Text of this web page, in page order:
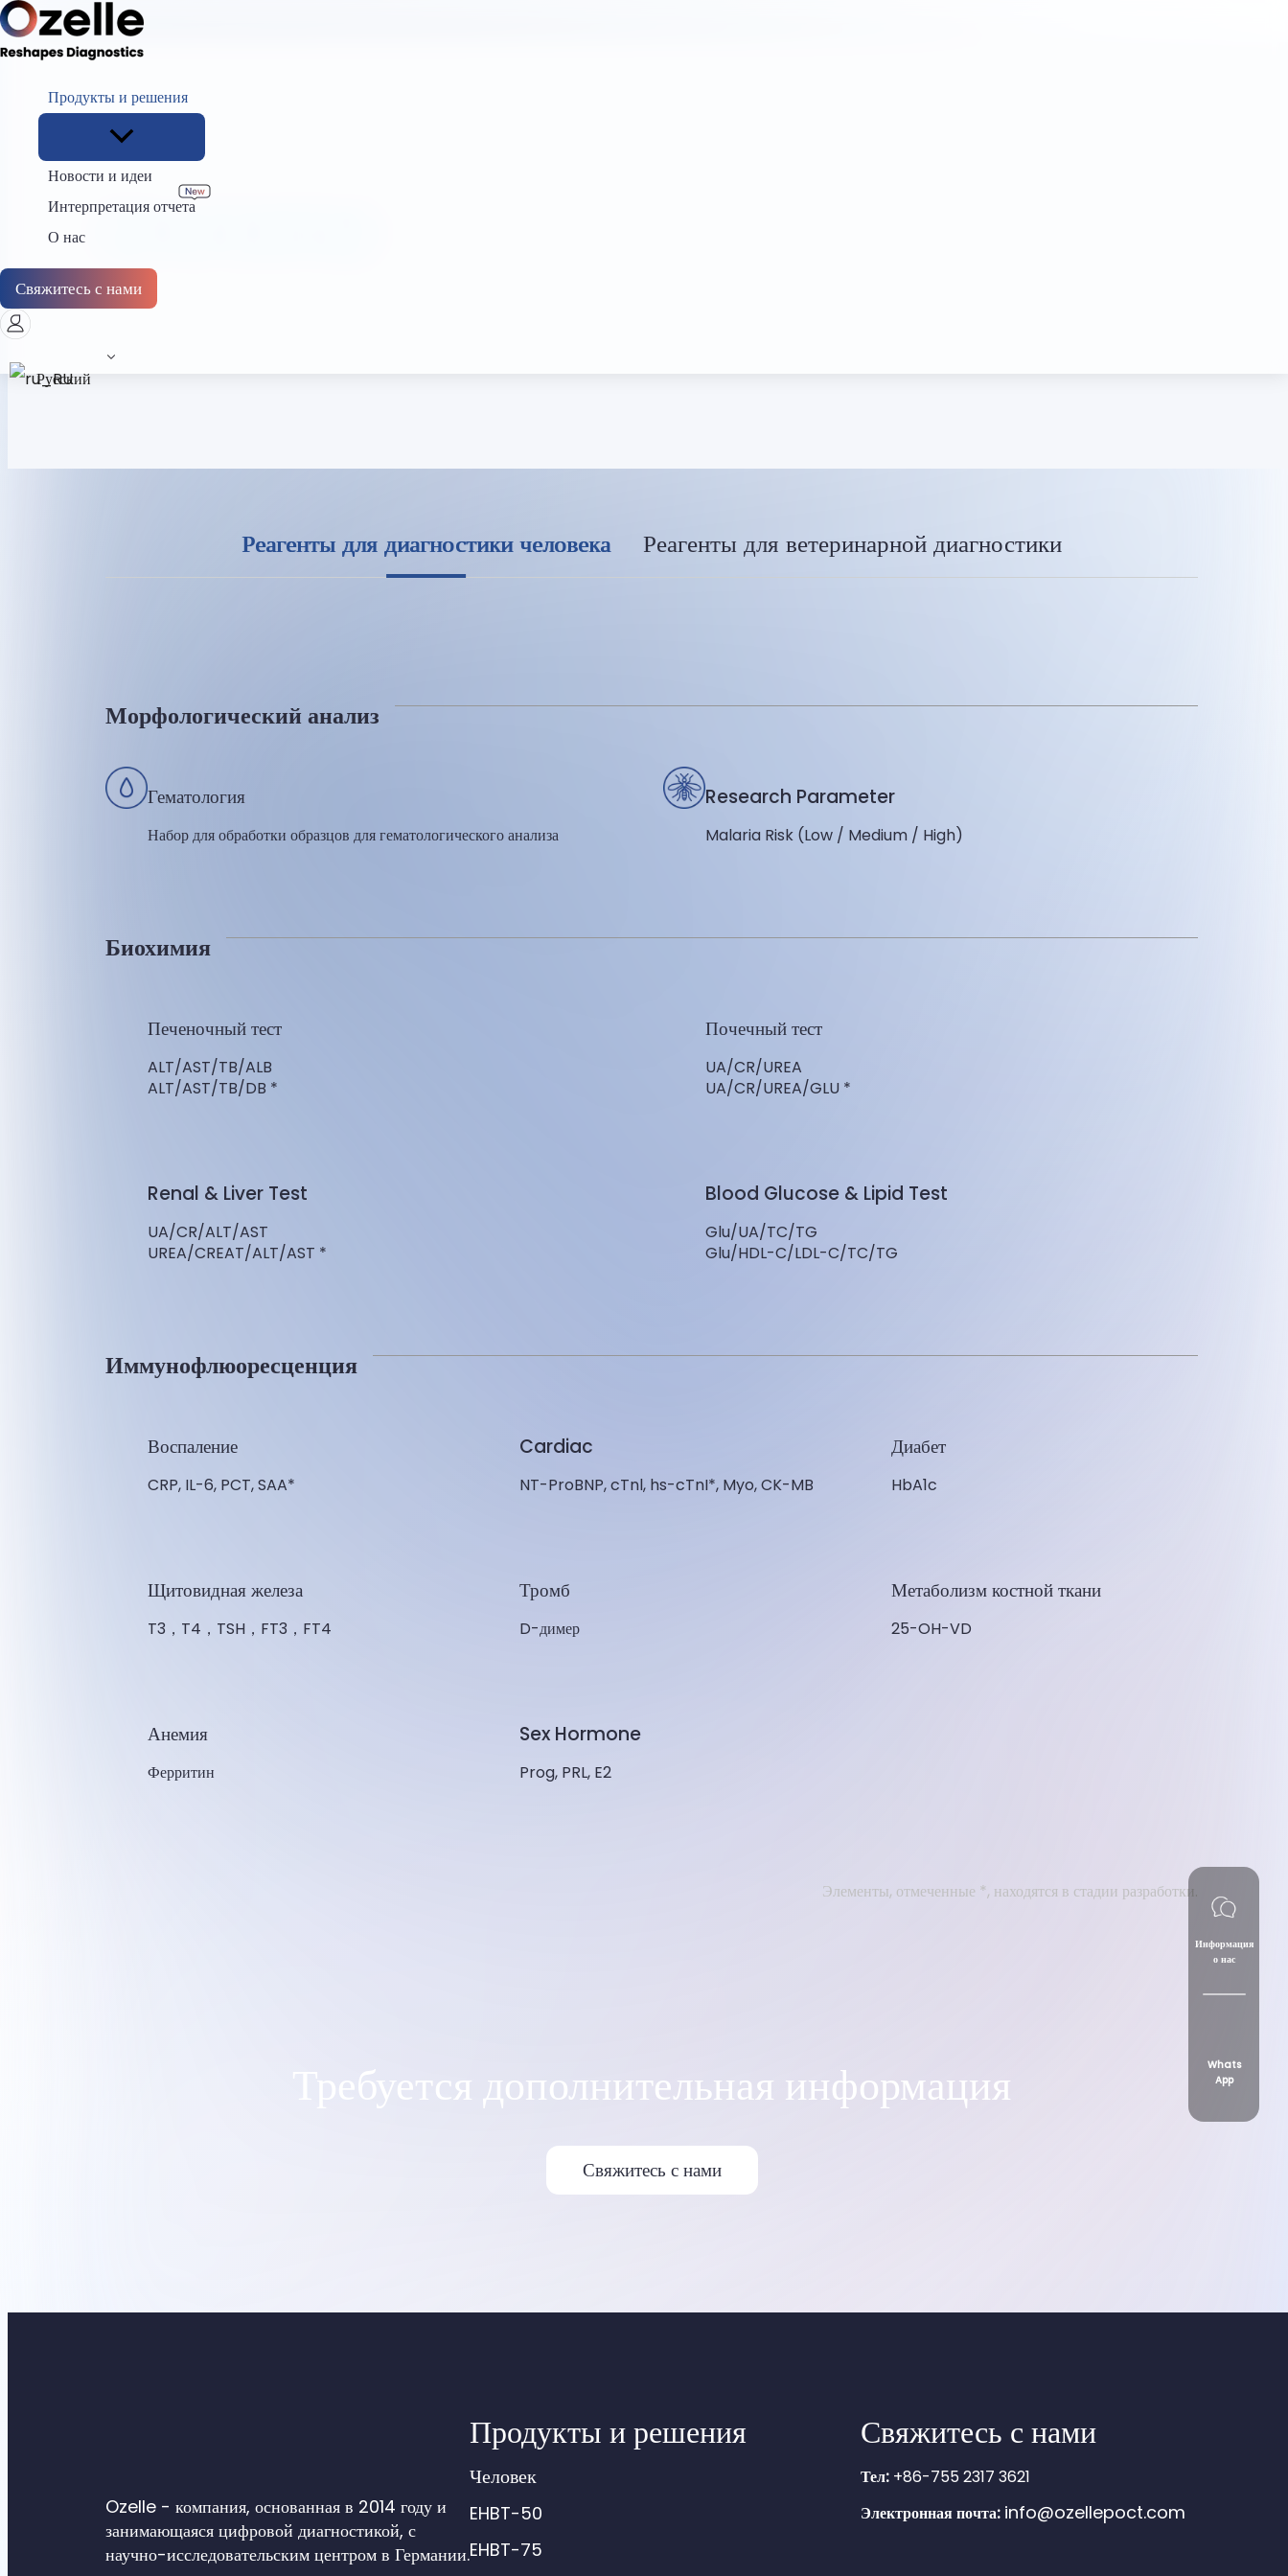
Продукты и решения
Новости и идеи
Интерпретация отчета
О нас
Свяжитесь с нами
Русский
Главная Реактивы
РЕАГЕНТЫ
Реагенты для диагностики человека Реагенты для ветеринарной диагностики
Морфологический анализ
Гематология
Набор для обработки образцов для гематологического анализа
Research Parameter
Malaria Risk (Low / Medium / High)
Биохимия
Печеночный тест
ALT/AST/TB/ALB
ALT/AST/TB/DB *
Почечный тест
UA/CR/UREA
UA/CR/UREA/GLU *
Renal & Liver Test
UA/CR/ALT/AST
UREA/CREAT/ALT/AST *
Blood Glucose & Lipid Test
Glu/UA/TC/TG
Glu/HDL-C/LDL-C/TC/TG
Иммунофлюоресценция
Воспаление
CRP, IL-6, PCT, SAA*
Cardiac
NT-ProBNP, cTnl, hs-cTnI*, Myo, CK-MB
Диабет
HbA1c
Щитовидная железа
T3，T4，TSH，FT3，FT4
Тромб
D-димер
Метаболизм костной ткани
25-OH-VD
Анемия
Ферритин
Sex Hormone
Prog, PRL, E2
Элементы, отмеченные *, находятся в стадии разработки.
Требуется дополнительная информация
Свяжитесь с нами
Ozelle - компания, основанная в 2014 году и
занимающаяся цифровой диагностикой, с
научно-исследовательским центром в Германии.
Продукты и решения
Человек
EHBT-50
EHBT-75
Свяжитесь с нами
Тел: +86-755 2317 3621
Электронная почта: info@ozellepoct.com
Информация
о нас
Whats
App